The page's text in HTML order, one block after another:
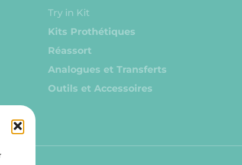
Try in Kit
Kits Prothétiques
Réassort
Analogues et Transferts
Outils et Accessoires